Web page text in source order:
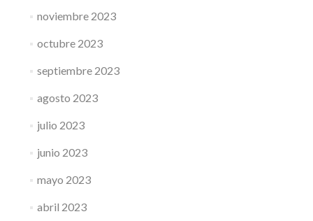
noviembre 2023
octubre 2023
septiembre 2023
agosto 2023
julio 2023
junio 2023
mayo 2023
abril 2023